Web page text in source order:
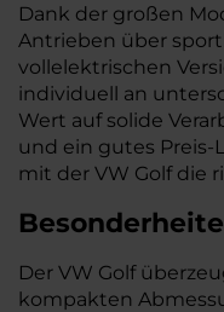
Dank der großen
Antrieben über
vollelektrischen
individuell an
Wert auf solide
und ein gutes Preis-
mit der VW Golf die
Der VW Golf
kompakten